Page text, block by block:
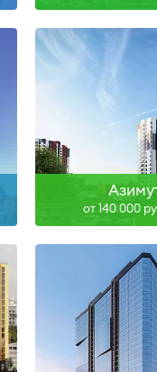
от 140 000
Сдан
Узнать
III-26
Узнать